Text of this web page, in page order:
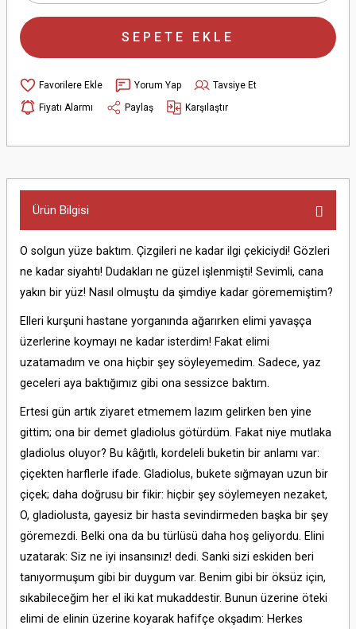
SEPETE EKLE
Yorum Yap
Tavsiye Et
Fiyatı Alarmı
Paylaş Karşılaştır
Ürün Bilgisi
O solgun yüze baktım. Çizgileri ne kadar ilgi çekiciydi! Gözleri
ne kadar siyahtı! Dudakları ne güzel işlenmişti! Sevimli, cana
yakın bir yüz! Nasıl olmuştu da şimdiye kadar görememiştim?
Elleri kurşuni hastane yorganında ağarırken elimi yavaşça
üzerlerine koymayı ne kadar isterdim! Fakat elimi
uzatamadım ve ona hiçbir şey söyleyemedim. Sadece, yaz
geceleri aya baktığımız gibi ona sessizce baktım.
Ertesi gün artık ziyaret etmemem lazım gelirken ben yine
gittim; ona bir demet gladiolus götürdüm. Fakat niye mutlaka
gladiolus oluyor? Bu kâğıtlı, kordeleli buketin bir anlamı var:
çiçekten harflerle ifade. Gladiolus, bukete sığmayan uzun bir
çiçek; daha doğrusu bir fikir: hiçbir şey söylemeyen nezaket,
O, gladiolusta, gayesiz bir hasta sevindirmeden başka bir şey
göremezdi. Belki ona da bu türlüsü daha hoş geliyordu. Elini
uzatarak: Siz ne iyi insansınız! dedi. Sanki sizi eskiden beri
tanıyormuşum gibi bir duygum var. Benim gibi bir öksüz için,
sıkabileceğim her el iki kat mukaddestir. Bunun üzerine öteki
elimi de elinin üzerine koyarak hafifçe okşadım: Herkes